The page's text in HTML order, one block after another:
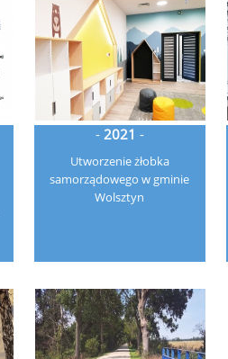
- 2021 -
Utworzenie żłobka
samorządowego w gminie
Wolsztyn